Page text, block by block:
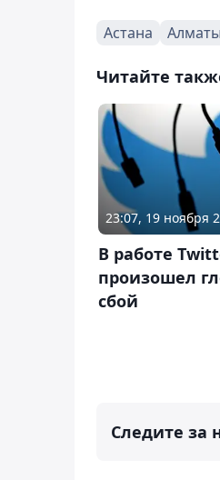
Астана Алматы
Читайте
23:07, 19 ноября
В работе
произошел
сбой
Следите за